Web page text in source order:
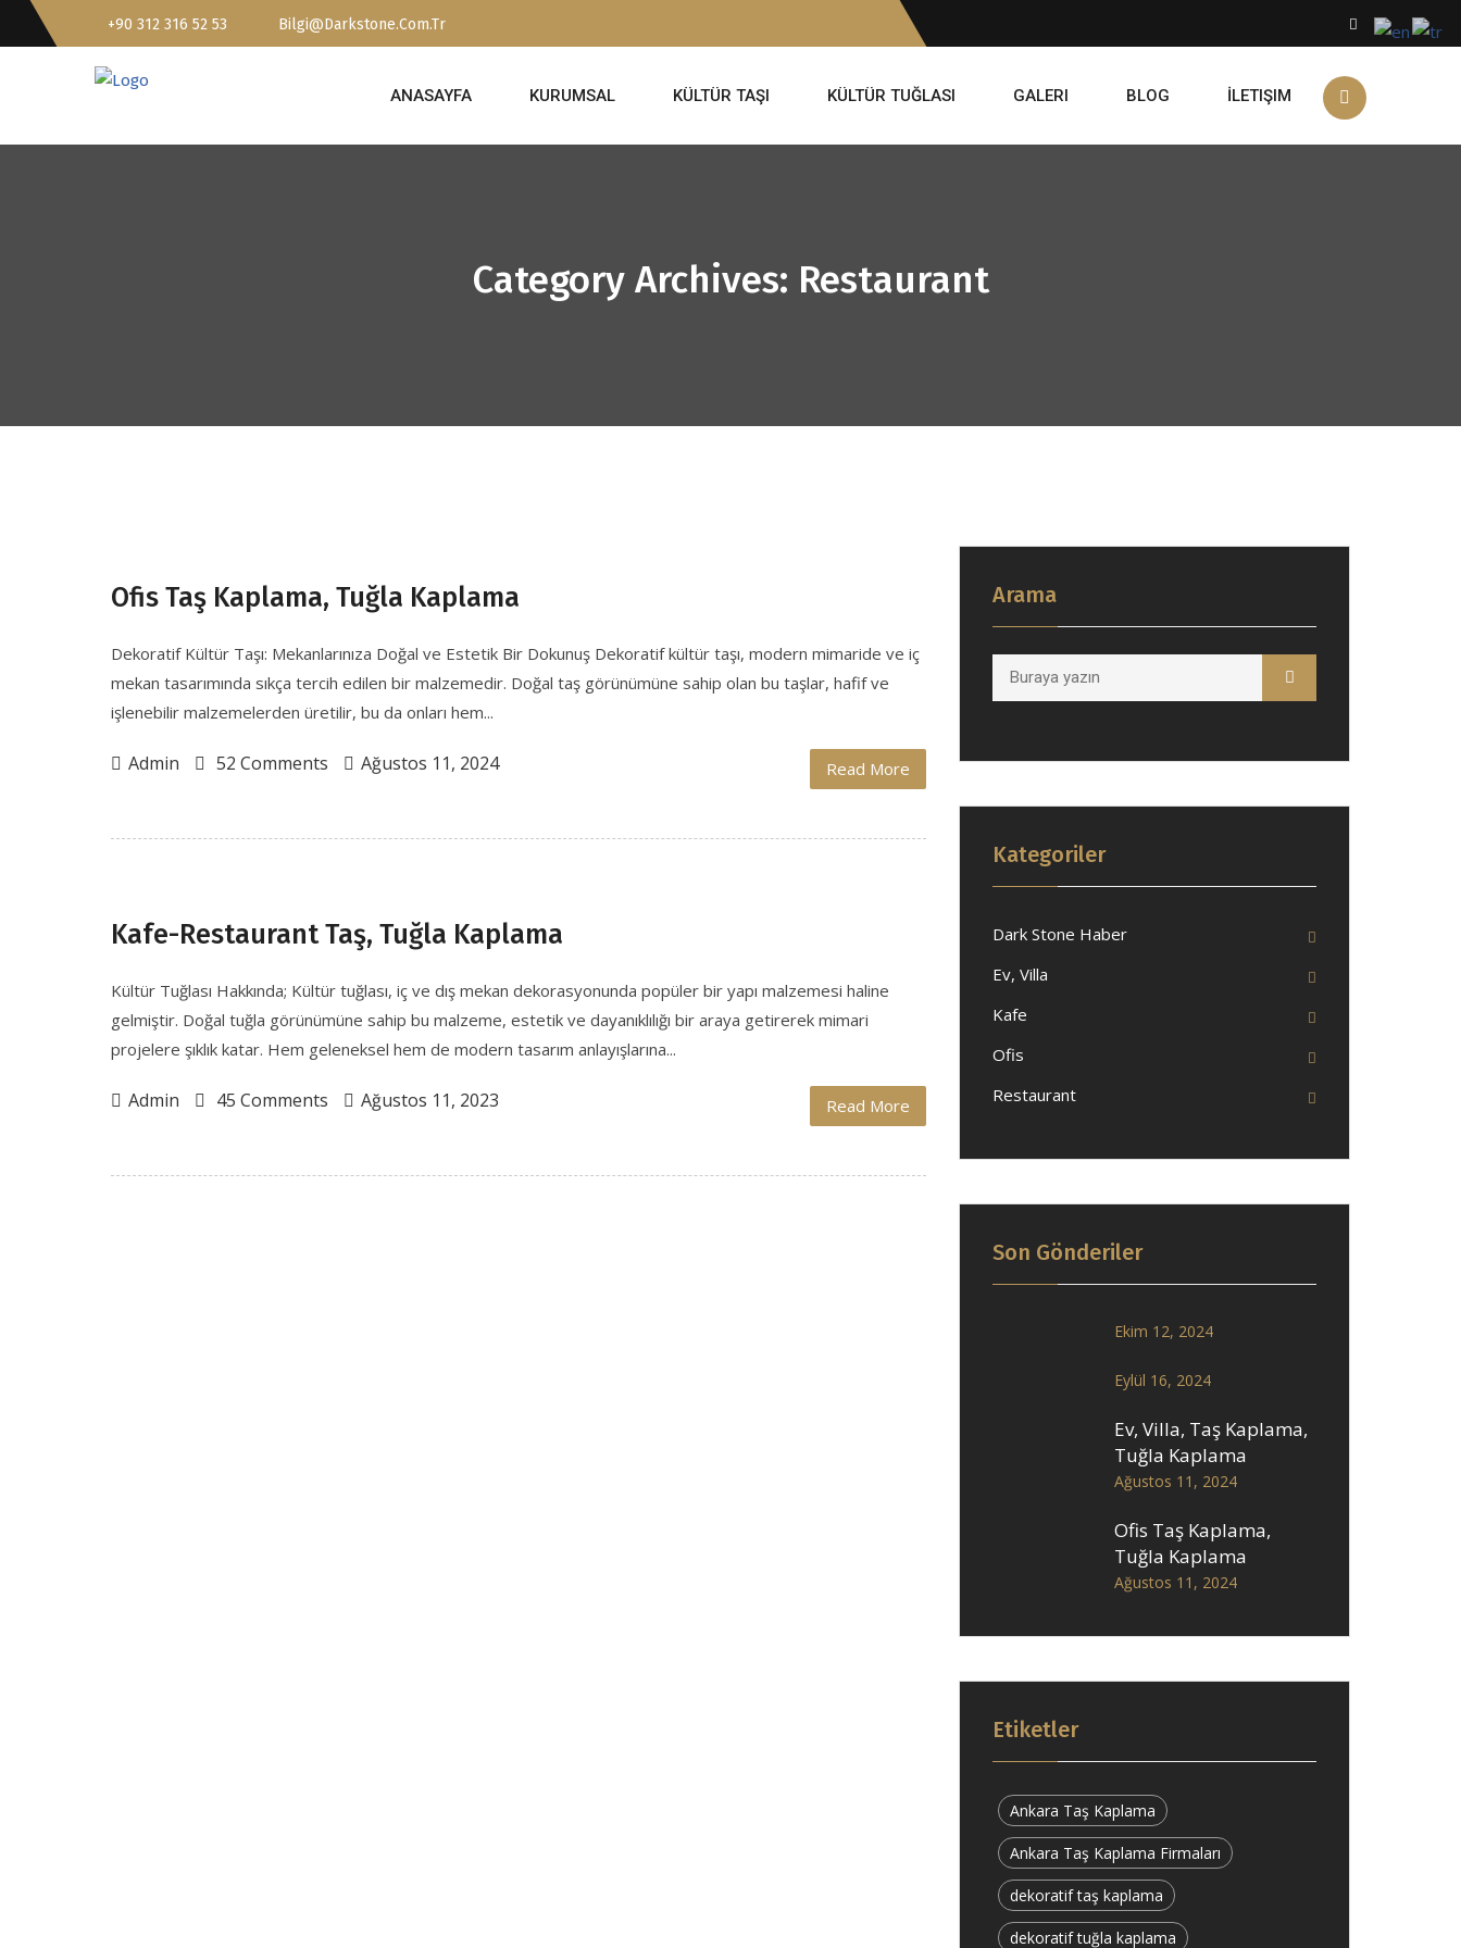
+90 312 316 52 53 Bilgi@darkstone.com.tr
ANASAYFA KURUMSAL KÜLTÜR TAŞI KÜLTÜR TUĞLASI GALERI BLOG İLETIŞIM
Category Archives: Restaurant
Ofis Taş Kaplama, Tuğla Kaplama
Dekoratif Kültür Taşı: Mekanlarınıza Doğal ve Estetik Bir Dokunuş Dekoratif kültür taşı, modern mimaride ve iç
mekan tasarımında sıkça tercih edilen bir malzemedir. Doğal taş görünümüne sahip olan bu taşlar, hafif ve
işlenebilir malzemelerden üretilir, bu da onları hem...
Admin 52 Comments Ağustos 11, 2024 Read More
Kafe-Restaurant Taş, Tuğla Kaplama
Kültür Tuğlası Hakkında; Kültür tuğlası, iç ve dış mekan dekorasyonunda popüler bir yapı malzemesi haline
gelmiştir. Doğal tuğla görünümüne sahip bu malzeme, estetik ve dayanıklılığı bir araya getirerek mimari
projelere şıklık katar. Hem geleneksel hem de modern tasarım anlayışlarına...
Admin 45 Comments Ağustos 11, 2023 Read More
Arama
Kategoriler
Dark Stone Haber
Ev, Villa
Kafe
Ofis
Restaurant
Son Gönderiler
Ekim 12, 2024
Eylül 16, 2024
Ev, Villa, Taş Kaplama,
Tuğla Kaplama
Ağustos 11, 2024
Ofis Taş Kaplama,
Tuğla Kaplama
Ağustos 11, 2024
Etiketler
Ankara Taş Kaplama
Ankara Taş Kaplama Firmaları
dekoratif taş kaplama
dekoratif tuğla kaplama